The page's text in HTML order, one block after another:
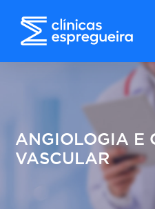
ANGIOLOGIA E
VASCULAR